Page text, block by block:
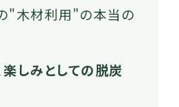
"木材利用"の本当の
楽しみとしての脱炭